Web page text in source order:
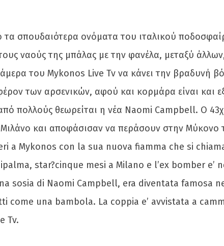
σπουδαιότερα ονόματα του ιταλικού
ναούς της μπάλας με την φανέλα, μεταξύ
του Mykonos Live Tv να κάνει την βραδυνή
των αρσενικών, αφού και κορμάρα είναι και
πολλούς θεωρείται η νέα Naomi Campbell. Ο
και αποφάσισαν να περάσουν στην Μύκονο
a Mykonos con la sua nuova fiamma che si
star?cinque mesi a Milano e l’ex bomber e’
sosia di Naomi Campbell, era diventata famosa
una bambola. La coppia e’ avvistata a
Tv.